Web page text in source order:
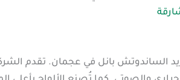
الساندوتش بانل في عجمان. تقدم